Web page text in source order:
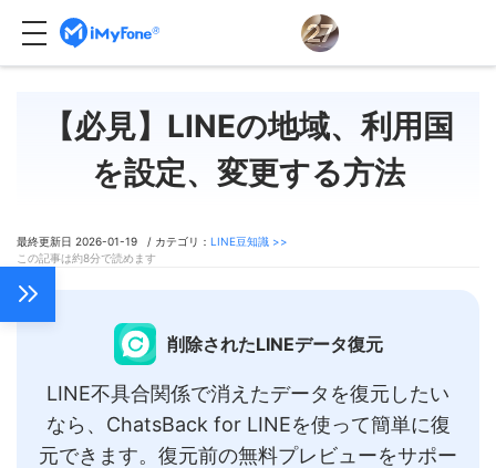
【必見】LINEの地域、利用国
を設定、変更する方法
最終更新日 2026-01-19 / カテゴリ： LINE豆知識 >>
この記事は約8分で読めます
削除されたLINEデータ復元
LINE不具合関係で消えたデータを復元したい
なら、ChatsBack for LINEを使って簡単に復
元できます。復元前の無料プレビューをサポー